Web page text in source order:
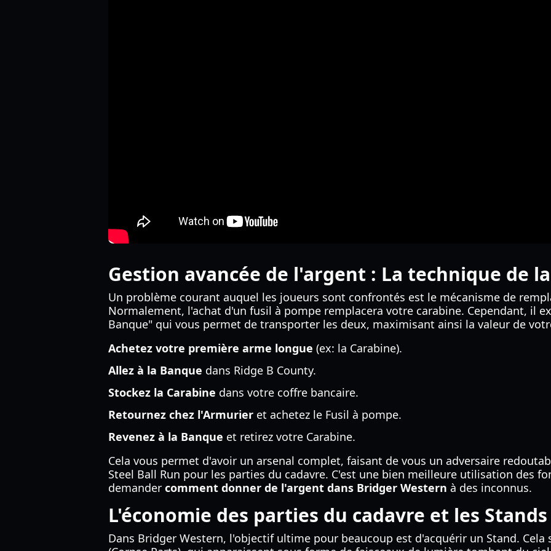
Gestion avancée de l'argent : La technique de
Un problème courant auquel les joueurs sont confrontés est le mécanisme de
Normalement, l'achat d'un fusil à pompe remplacera votre carabine. Cependant, il
Banque" qui vous permet de transporter les deux, maximisant ainsi la valeur de
Achetez votre première arme longue (ex: la Carabine).
Allez à la Banque dans Ridge B County.
Stockez la Carabine dans votre coffre bancaire.
Retournez chez l'Armurier et achetez le Fusil à pompe.
Revenez à la Banque et retirez votre Carabine.
Cela vous permet d'avoir un arsenal complet, faisant de vous un adversaire
Steel Ball Run pour les parties du cadavre. C'est une bien meilleure utilisation des
demander comment donner de l'argent dans Bridger Western à des inconnus.
L'économie des parties du cadavre et les Stands
Dans Bridger Western, l'objectif ultime pour beaucoup est d'acquérir un Stand. Cela